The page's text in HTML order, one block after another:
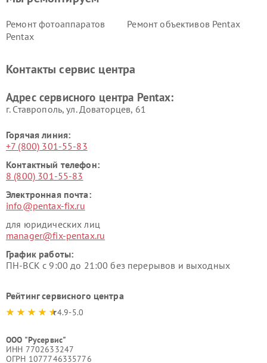
Ремонт фотоаппаратов
Pentax
Ремонт объективов Pentax
Контакты сервис центра
Адрес сервисного центра Pentax:
г. Ставрополь, ул. Доваторцев, 61
Горячая линия:
+7 (800) 301-55-83
Контактный телефон:
8 (800) 301-55-83
Электронная почта:
info@pentax-fix.ru
для юридических лиц
manager@fix-pentax.ru
График работы:
ПН-ВСК с 9:00 до 21:00 без перерывов и выходных
Рейтинг сервисного центра
4.9-5.0
ООО "Русервис"
ИНН 7702633247
ОГРН 1077746335776